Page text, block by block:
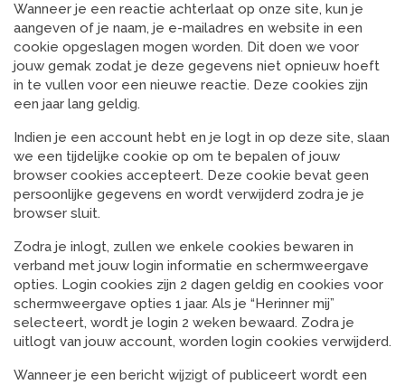
Wanneer je een reactie achterlaat op onze site, kun je
aangeven of je naam, je e-mailadres en website in een
cookie opgeslagen mogen worden. Dit doen we voor
jouw gemak zodat je deze gegevens niet opnieuw hoeft
in te vullen voor een nieuwe reactie. Deze cookies zijn
een jaar lang geldig.
Indien je een account hebt en je logt in op deze site, slaan
we een tijdelijke cookie op om te bepalen of jouw
browser cookies accepteert. Deze cookie bevat geen
persoonlijke gegevens en wordt verwijderd zodra je je
browser sluit.
Zodra je inlogt, zullen we enkele cookies bewaren in
verband met jouw login informatie en schermweergave
opties. Login cookies zijn 2 dagen geldig en cookies voor
schermweergave opties 1 jaar. Als je “Herinner mij”
selecteert, wordt je login 2 weken bewaard. Zodra je
uitlogt van jouw account, worden login cookies verwijderd.
Wanneer je een bericht wijzigt of publiceert wordt een